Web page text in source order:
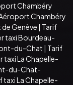
Chambéry
Chambéry
Genève | Tarif
taxi Bourdeau-
du-Chat | Tarif
taxi La Chapelle-
du-Chat-
taxi La Chapelle-